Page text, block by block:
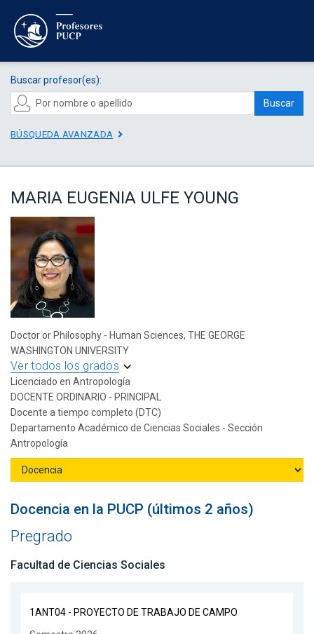
Buscar profesor(es):
Buscar
BÚSQUEDA AVANZADA
MARIA EUGENIA ULFE YOUNG
Doctor or Philosophy - Human Sciences, THE GEORGE
WASHINGTON UNIVERSITY
Ver todos los grados
Licenciado en Antropología
DOCENTE ORDINARIO - PRINCIPAL
Docente a tiempo completo (DTC)
Departamento Académico de Ciencias Sociales - Sección
Antropología
Docencia en la PUCP (últimos 2 años)
Pregrado
Facultad de Ciencias Sociales
1ANT04 - PROYECTO DE TRABAJO DE CAMPO